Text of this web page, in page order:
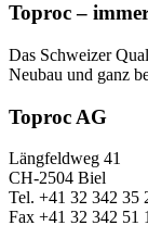
Toproc –
Das Schweizer
Neubau und ganz
Toproc AG
Längfeldweg 41
CH-2504 Biel
Tel. +41 32 342 35
Fax +41 32 342 51